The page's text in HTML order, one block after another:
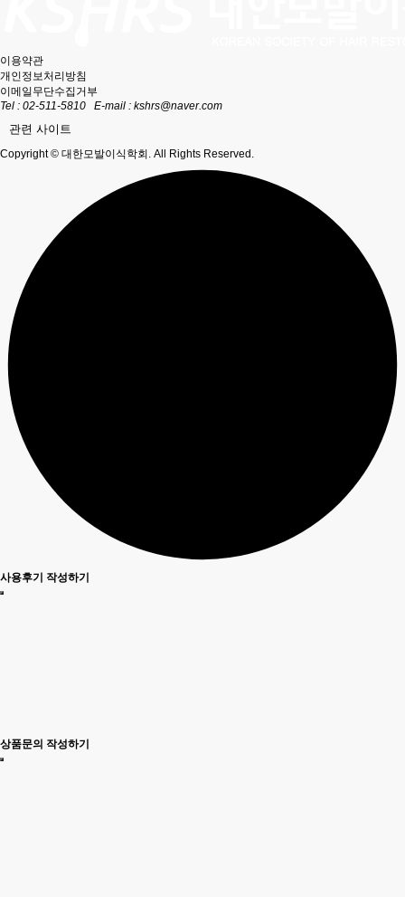
이용약관
개인정보처리방침
이메일무단수집거부
Tel : 02-511-5810
E-mail : kshrs@naver.com
관련 사이트
Copyright © 대한모발이식학회. All Rights Reserved.
사용후기 작성하기
상품문의 작성하기